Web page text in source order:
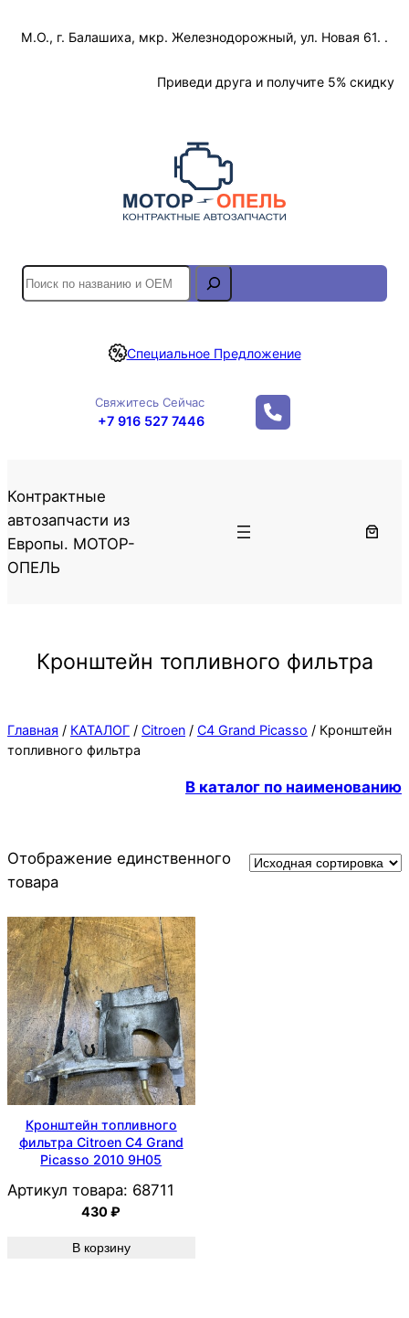
М.О., г. Балашиха, мкр. Железнодорожный, ул. Новая 61. .
Приведи друга и получите 5% скидку
S
e
r
Специальное Предложение
Свяжитесь Сейчас
+7 916 527 7446
Контрактные
автозапчасти из
Европы. МОТОР-
ОПЕЛЬ
Кронштейн топливного фильтра
Главная / КАТАЛОГ / Citroen / C4 Grand Picasso / Кронштейн
топливного фильтра
В каталог по наименованию
Отображение единственного
товара
Кронштейн топливного
фильтра Citroen C4 Grand
Picasso 2010 9H05
Артикул товара: 68711
430₽
В корзину